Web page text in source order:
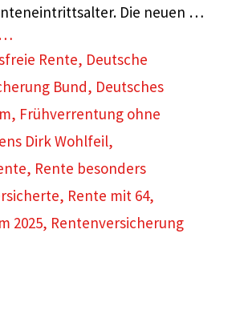
Die neuen …
…
Rente, Deutsche
Bund, Deutsches
, Frühverrentung ohne
Dirk Wohlfeil,
, Rente besonders
, Rente mit 64,
2025, Rentenversicherung